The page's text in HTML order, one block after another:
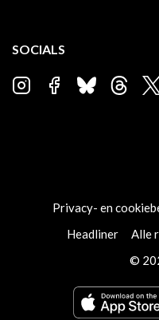
SOCIALS
Privacy- en
Headliner
Alle
©